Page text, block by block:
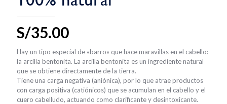
S/35.00
Hay un tipo especial de «barro» que hace maravillas en el cabello:
la arcilla bentonita. La arcilla bentonita es un ingrediente natural
que se obtiene directamente de la tierra.
Tiene una carga negativa (aniónica), por lo que atrae productos
con carga positiva (catiónicos) que se acumulan en el cabello y el
cuero cabelludo, actuando como clarificante y desintoxicante.